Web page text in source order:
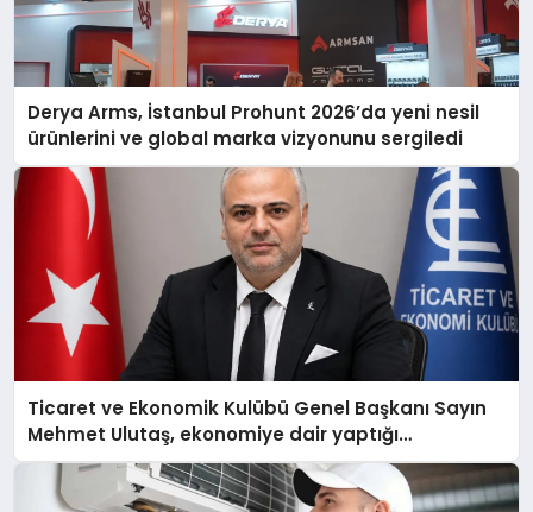
Derya Arms, İstanbul Prohunt 2026’da yeni nesil
ürünlerini ve global marka vizyonunu sergiledi
Ticaret ve Ekonomik Kulübü Genel Başkanı Sayın
Mehmet Ulutaş, ekonomiye dair yaptığı
açıklamada şunları kaydetti: